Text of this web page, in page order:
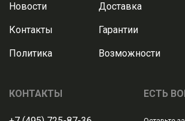
Новости
Контакты
Политика
Доставка
Гарантии
Возможности
КОНТАКТЫ ЕСТЬ